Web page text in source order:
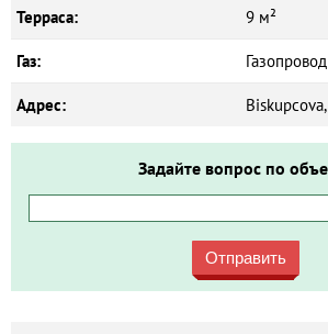
Терраса: 9 м²
Газ: Газопровод
Адрес:
Задайте вопрос по
Отправить